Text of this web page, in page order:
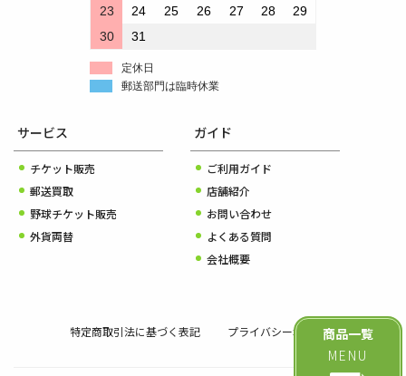
23
24 25 26 27 28
29
30
31
定休日
郵送部門は臨時休業
サービス
チケット販売
郵送買取
野球チケット販売
外貨両替
ガイド
ご利用ガイド
店舗紹介
お問い合わせ
よくある質問
会社概要
特定商取引法に基づく表記 プライバシーポリシー商品一覧
MENU